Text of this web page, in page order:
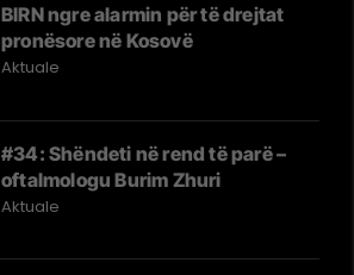
BIRN ngre alarmin për të drejtat
pronësore në Kosovë
Aktuale
#34: Shëndeti në rend të parë –
oftalmologu Burim Zhuri
Aktuale